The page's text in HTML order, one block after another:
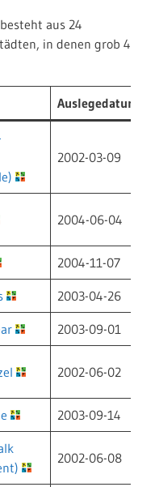
aus 24
in denen grob 4
Auslegedatum
2002-03-09
2004-06-04
2004-11-07
2003-04-26
2003-09-01
2002-06-02
2003-09-14
2002-06-08